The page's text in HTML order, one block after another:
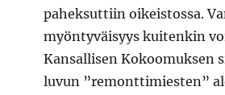
paheksuttiin oikeistossa.
myöntyväisyys kuitenkin
Kansallisen Kokoomuksen
luvun ”remonttimiesten”